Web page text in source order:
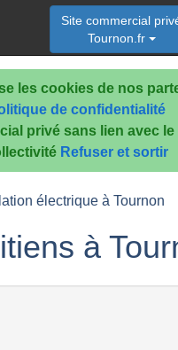
les cookies de nos
de confidentialité
privé sans lien avec le
Refuser et sortir
Site commercial
Tournon.fr
électrique à Tournon
à